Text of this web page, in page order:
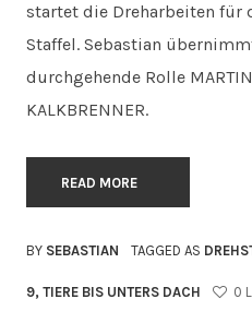
startet die Dreharbeiten für
Staffel. Sebastian
durchgehende Rolle MARTIN
KALKBRENNER.
READ MORE
BY SEBASTIAN TAGGED AS
9, TIERE BIS UNTERS DACH 0